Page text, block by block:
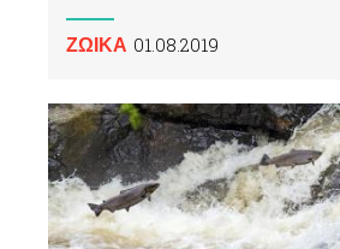
ΖΩΙΚA 01.08.2019